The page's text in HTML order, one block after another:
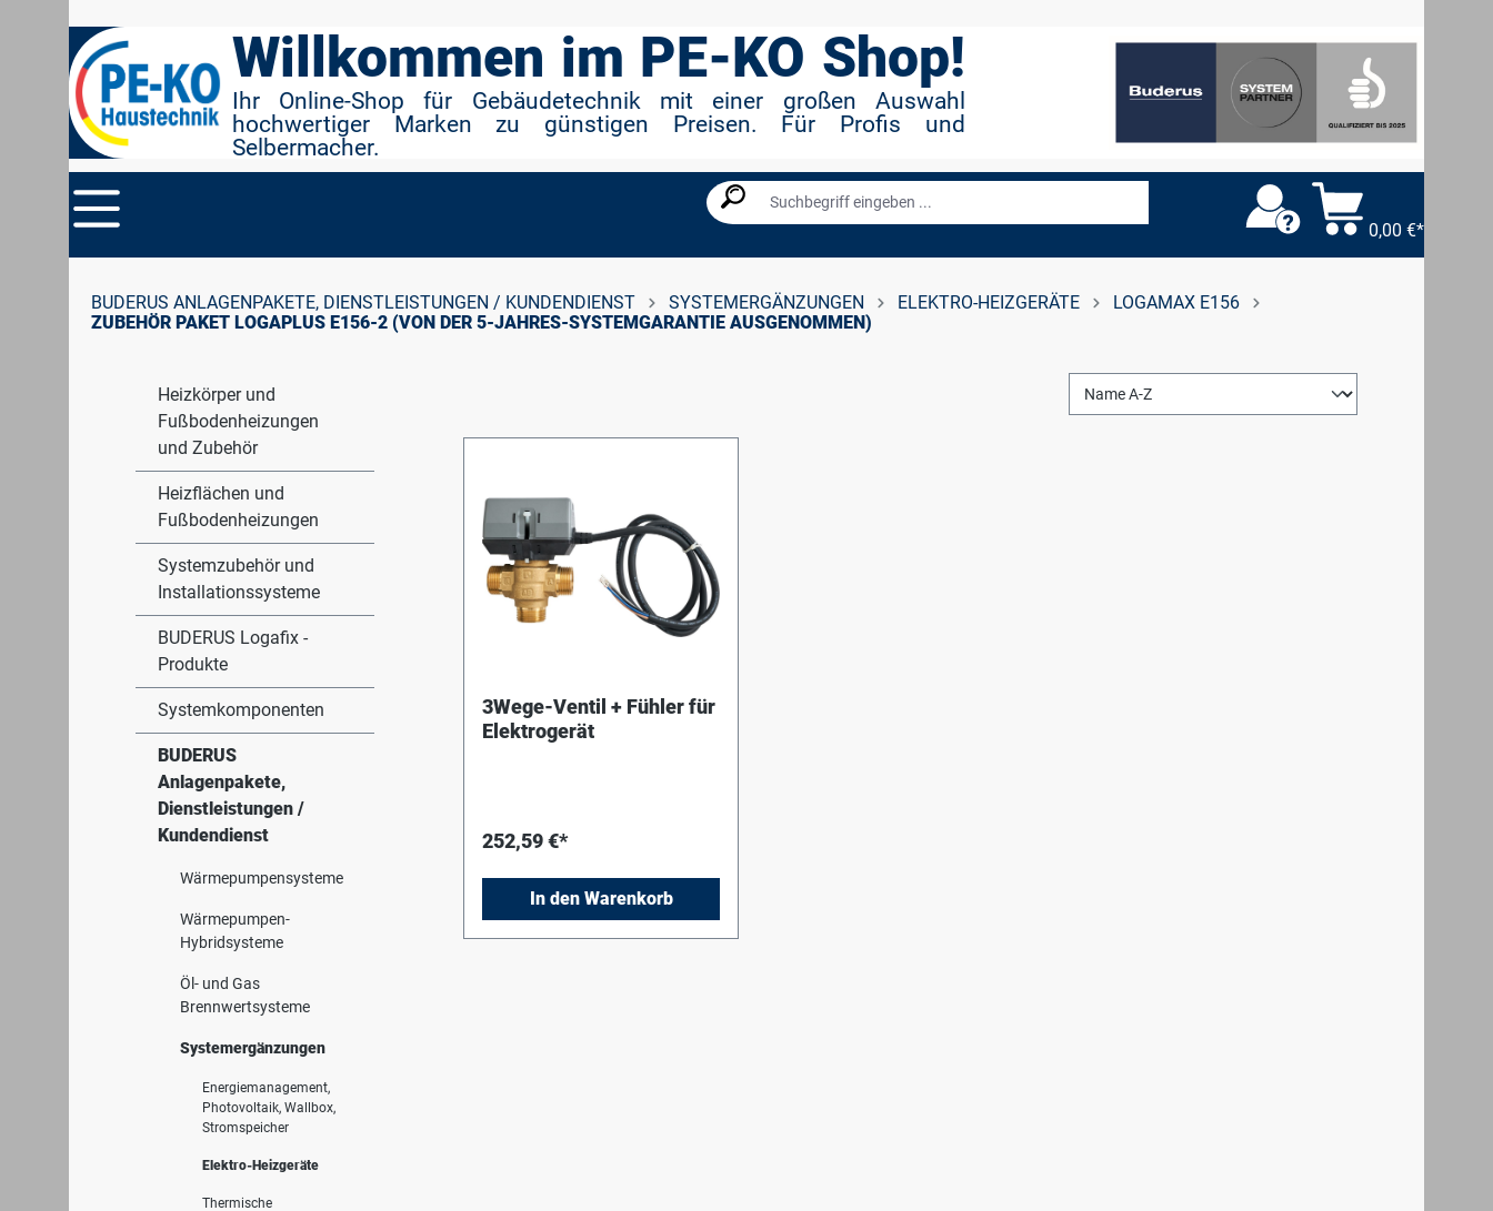
Suche springen
Willkommen im PE-KO Shop!
Ihr Online-Shop für Gebäudetechnik mit einer großen Auswahl
hochwertiger Marken zu günstigen Preisen. Für Profis und
Selbermacher.
0,00 €*
BUDERUS ANLAGENPAKETE, DIENSTLEISTUNGEN / KUNDENDIENST SYSTEMERGÄNZUNGEN ELEKTRO-HEIZGERÄTE
LOGAMAX E156
ZUBEHÖR PAKET LOGAPLUS E156-2 (VON DER 5-JAHRES-SYSTEMGARANTIE AUSGENOMMEN)
Heizkörper und
Fußbodenheizungen
und Zubehör
Heizflächen und
Fußbodenheizungen
Systemzubehör und
Installationssysteme
BUDERUS Logafix -
Produkte
Systemkomponenten
BUDERUS
Anlagenpakete,
Dienstleistungen /
Kundendienst
Wärmepumpensysteme
Wärmepumpen-
Hybridsysteme
Öl- und Gas
Brennwertsysteme
Systemergänzungen
Energiemanagement,
Photovoltaik, Wallbox,
Stromspeicher
Elektro-Heizgeräte
Thermische
3Wege-Ventil + Fühler für
Elektrogerät
252,59 €*
In den Warenkorb